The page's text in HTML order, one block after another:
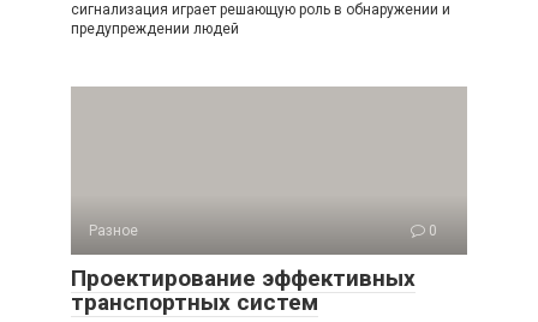
сигнализация играет решающую роль в обнаружении и
предупреждении людей
Разное 0
Проектирование эффективных
транспортных систем